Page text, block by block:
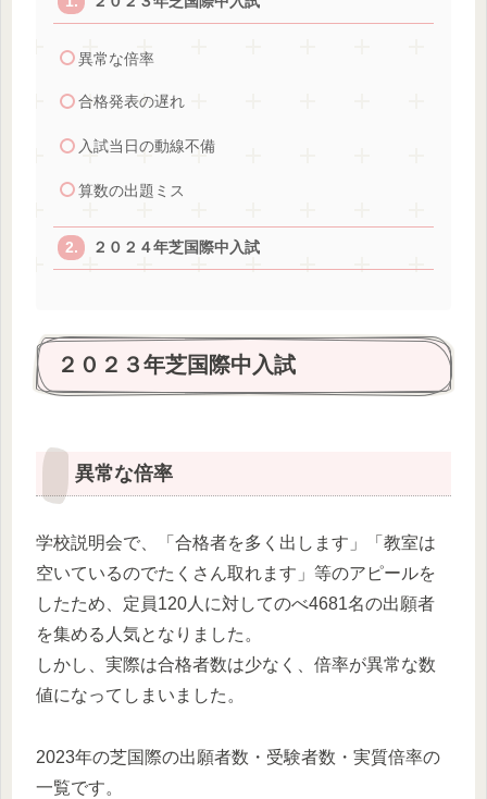
異常な倍率
合格発表の遅れ
入試当日の動線不備
算数の出題ミス
２０２４年芝国際中入試
２０２３年芝国際中入試
異常な倍率
学校説明会で、「合格者を多く出します」「教室は
空いているのでたくさん取れます」等のアピールを
したため、定員120人に対してのべ4681名の出願者
を集める人気となりました。
しかし、実際は合格者数は少なく、倍率が異常な数
値になってしまいました。
2023年の芝国際の出願者数・受験者数・実質倍率の
一覧です。